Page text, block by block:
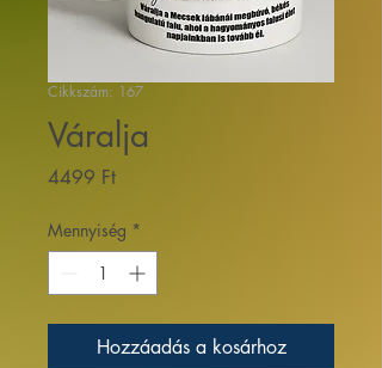
Cikkszám: 167
Váralja
4499 FtÁr
Mennyiség *
Hozzáadás a kosárhoz